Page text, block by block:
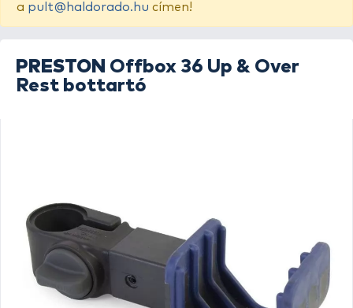
a pult@haldorado.hu címen!
PRESTON Offbox 36 Up & Over
Rest bottartó